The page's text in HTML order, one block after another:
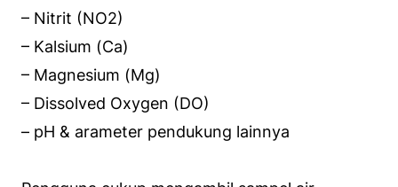
– Nitrit (NO2)
– Kalsium (Ca)
– Magnesium (Mg)
– Dissolved Oxygen (DO)
– pH & arameter pendukung lainnya